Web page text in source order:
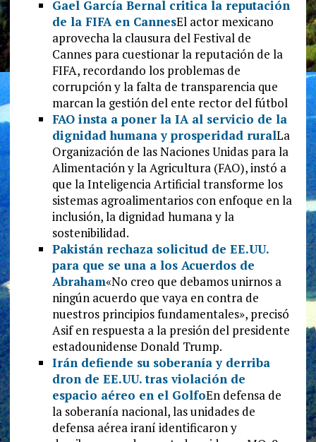
Gael García Bernal critica la reputación
de la FIFA en CannesEl actor mexicano
aprovecha la clausura del Festival de
Cannes para cuestionar la reputación de la
FIFA, recordando los problemas de
corrupción y la falta de transparencia que
marcan la gestión del ente rector del fútbol
FAO insta a poner la IA al servicio de la
dignidad humana y prosperidad ruralLa
Organización de las Naciones Unidas para la
Alimentación y la Agricultura (FAO), instó a
que la Inteligencia Artificial transforme los
sistemas agroalimentarios con enfoque en la
inclusión, la dignidad humana y la
sostenibilidad.
Pakistán rechaza solicitud de EE.UU.
para que se una a los Acuerdos de
Abraham«No creo que debamos unirnos a
ningún acuerdo que vaya en contra de
nuestros principios fundamentales», precisó
Asif en respuesta a la presión del presidente
estadounidense Donald Trump.
Irán defiende su soberanía y derriba
dron de EE.UU. tras violación de
espacio aéreo en el GolfoEn defensa de
la soberanía nacional, las unidades de
defensa aérea iraní identificaron y